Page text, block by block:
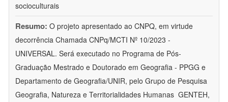
socioculturais
Resumo: O projeto apresentado ao CNPQ, em virtude
decorrência Chamada CNPq/MCTI Nº 10/2023 -
UNIVERSAL. Será executado no Programa de Pós-
Graduação Mestrado e Doutorado em Geografia - PPGG e
Departamento de Geografia/UNIR, pelo Grupo de Pesquisa
Geografia, Natureza e Territorialidades Humanas  GENTEH,